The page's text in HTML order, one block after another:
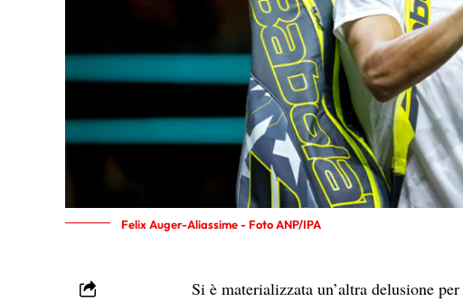
Felix Auger-Aliassime - Foto ANP/IPA
Si è materializzata un’altra delusione per